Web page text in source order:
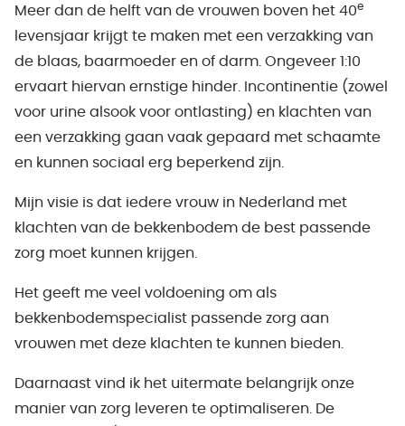
Meer dan de helft van de vrouwen boven het 40e
levensjaar krijgt te maken met een verzakking van
de blaas, baarmoeder en of darm. Ongeveer 1:10
ervaart hiervan ernstige hinder. Incontinentie (zowel
voor urine alsook voor ontlasting) en klachten van
een verzakking gaan vaak gepaard met schaamte
en kunnen sociaal erg beperkend zijn.
Mijn visie is dat iedere vrouw in Nederland met
klachten van de bekkenbodem de best passende
zorg moet kunnen krijgen.
Het geeft me veel voldoening om als
bekkenbodemspecialist passende zorg aan
vrouwen met deze klachten te kunnen bieden.
Daarnaast vind ik het uitermate belangrijk onze
manier van zorg leveren te optimaliseren. De